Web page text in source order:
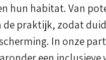
hun habitat. Van
praktijk, zodat
In onze